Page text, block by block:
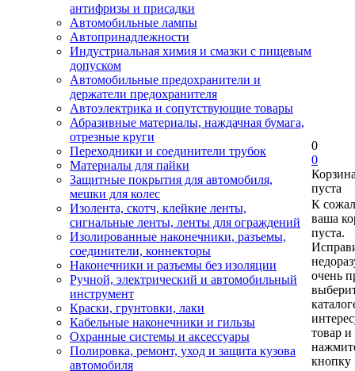
антифризы и присадки
Автомобильные лампы
Автопринадлежности
Индустриальная химия и смазки с пищевым
допуском
Автомобильные предохранители и
держатели предохранителя
Автоэлектрика и сопутствующие товары
Абразивные материалы, наждачная бумага,
отрезные круги
Переходники и соединители трубок
Материалы для пайки
Защитные покрытия для автомобиля,
мешки для колес
Изолента, скотч, клейкие ленты,
сигнальные ленты, ленты для ограждений
Изолированные наконечники, разъемы,
соединители, коннекторы
Наконечники и разъемы без изоляции
Ручной, электрический и автомобильный
инструмент
Краски, грунтовки, лаки
Кабельные наконечники и гильзы
Охранные системы и аксессуары
Полировка, ремонт, уход и защита кузова
автомобиля
0
0
пуста
К
ваша
пуста.
очень
товар и
кнопку